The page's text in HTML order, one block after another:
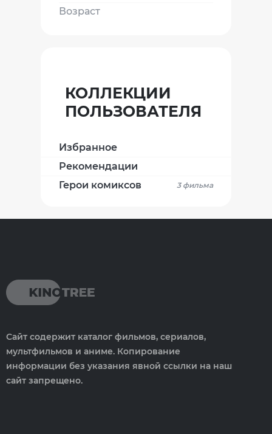
Возраст
КОЛЛЕКЦИИ
ПОЛЬЗОВАТЕЛЯ
Избранное
Рекомендации
Герои комиксов
3 фильма
Сайт содержит каталог фильмов, сериалов,
мультфильмов и аниме. Копирование
информации без указания явной ссылки на наш
сайт запрещено.